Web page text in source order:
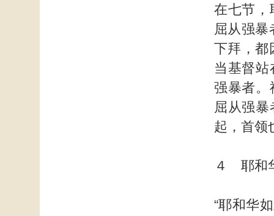
在七节，
屈从强暴
下拜，都
当基督
强暴者。
屈从强
起，首领
４ 耶和
“耶和华